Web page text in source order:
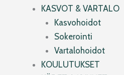
KASVOT & VARTALO
Kasvohoidot
Sokerointi
Vartalohoidot
KOULUTUKSET